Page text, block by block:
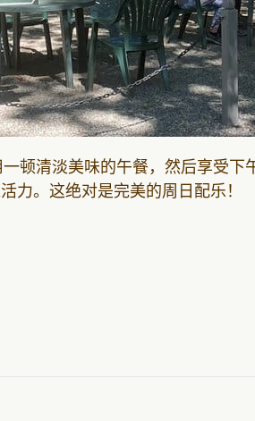
顿清淡美味的午餐，然后享受下
力。这绝对是完美的周日配乐！